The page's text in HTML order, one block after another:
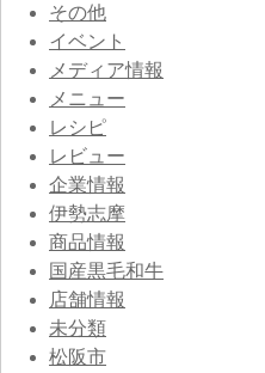
その他
イベント
メディア情報
メニュー
レシピ
レビュー
企業情報
伊勢志摩
商品情報
国産黒毛和牛
店舗情報
未分類
松阪市